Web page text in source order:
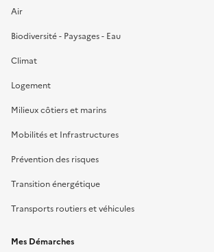
Air
Biodiversité - Paysages - Eau
Climat
Logement
Milieux côtiers et marins
Mobilités et Infrastructures
Prévention des risques
Transition énergétique
Transports routiers et véhicules
Mes Démarches